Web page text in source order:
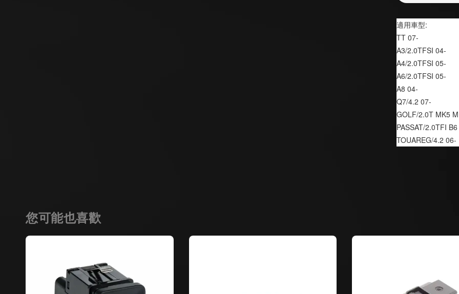
適用車型:
TT 07-
A3/2.0TFSI 04-
A4/2.0TFSI 05-
A6/2.0TFSI 05-
A8 04-
Q7/4.2 07-
GOLF/2.0T MK5
PASSAT/2.0TFI B6
TOUAREG/4.2 06-
您可能也喜歡